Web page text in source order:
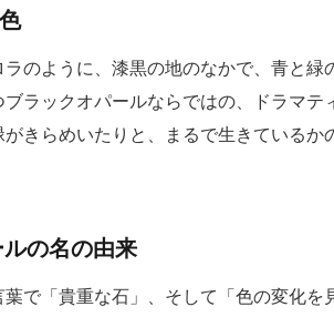
のように、漆黒の地のなかで、青と緑
ラックオパールならではの、ドラマテ
きらめいたりと、まるで生きているか
の名の由来
で「貴重な石」、そして「色の変化を